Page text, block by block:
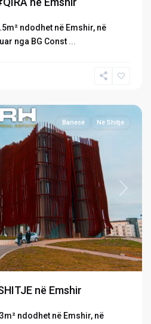
ndodhet në Emshir, në
nga BG Const ...
Next
Banesë Në Shitje
në Emshir
ndodhet në Emshir, në